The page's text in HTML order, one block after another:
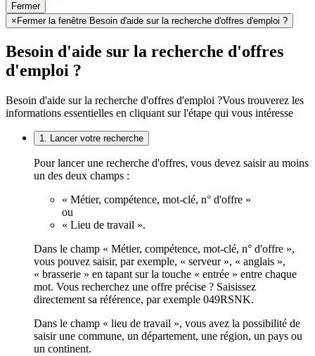
Fermer
× Fermer la fenêtre Besoin d'aide sur la recherche d'offres d'emploi ?
Besoin d'aide sur la recherche d'offres
d'emploi ?
Besoin d'aide sur la recherche d'offres d'emploi ?Vous trouverez les
informations essentielles en cliquant sur l'étape qui vous intéresse
1. Lancer votre recherche
Pour lancer une recherche d'offres, vous devez saisir au moins
un des deux champs :
« Métier, compétence, mot-clé, n° d'offre »
ou
« Lieu de travail ».
Dans le champ « Métier, compétence, mot-clé, n° d'offre »,
vous pouvez saisir, par exemple, « serveur », « anglais »,
« brasserie » en tapant sur la touche « entrée » entre chaque
mot. Vous recherchez une offre précise ? Saisissez
directement sa référence, par exemple 049RSNK.
Dans le champ « lieu de travail », vous avez la possibilité de
saisir une commune, un département, une région, un pays ou
un continent.